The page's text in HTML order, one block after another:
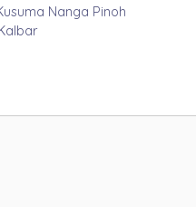
Nanga Pinoh